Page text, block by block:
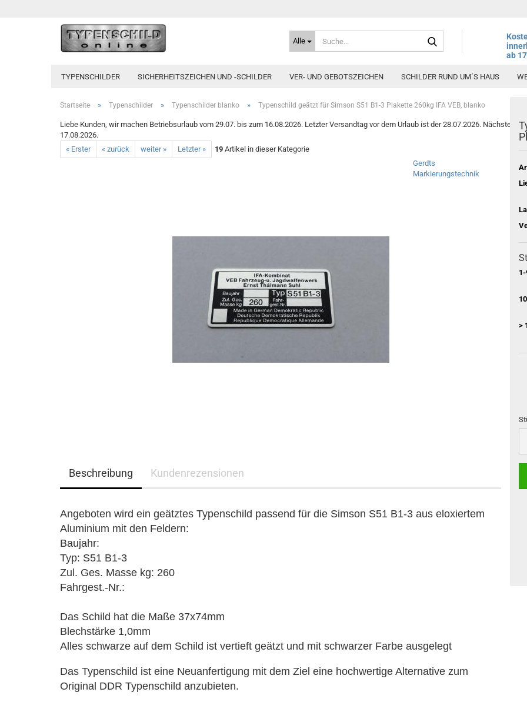
Alle
ab
TYPENSCHILDER SICHERHEITSZEICHEN UND -SCHILDER VER- UND GEBOTSZEICHEN SCHILDER RUND UM´S HAUS
Startseite » Typenschilder » Typenschilder blanko » Typenschild geätzt für Simson S51 B1-3 Plakette 260kg IFA VEB, blanko
Liebe Kunden, wir machen Betriebsurlaub vom 29.07. bis zum 16.08.2026. Letzter Versandtag vor dem Urlaub ist der 28.07.2026. Nächster
17.08.2026.
« Erster
« zurück weiter » Letzter » 19 Artikel in dieser Kategorie
Gerdts
Markierungstechnik
>
Beschreibung Kundenrezensionen
Angeboten wird ein geätztes Typenschild passend für die Simson S51 B1-3 aus eloxiertem
Aluminium mit den Feldern:
Baujahr:
Typ: S51 B1-3
Zul. Ges. Masse kg: 260
Fahrgest.-Nr.:
Das Schild hat die Maße 37x74mm
Blechstärke 1,0mm
Alles schwarze auf dem Schild ist vertieft geätzt und mit schwarzer Farbe ausgelegt
Das Typenschild ist eine Neuanfertigung mit dem Ziel eine hochwertige Alternative zum
Original DDR Typenschild anzubieten.